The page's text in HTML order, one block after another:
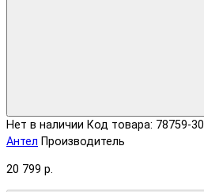
Нет в наличии Код товара: 78759-30
Антел Производитель
20 799 р.